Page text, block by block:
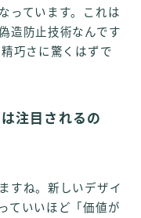
っています。これは
造防止技術なんです
巧さに驚くはずで
注目されるの
すね。新しいデザイ
ていいほど「価値が